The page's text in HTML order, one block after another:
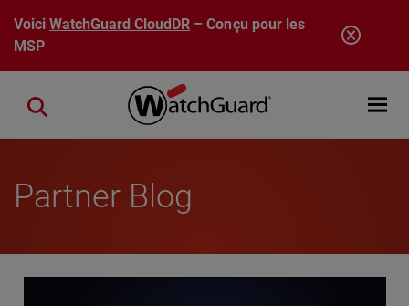
Aller au contenu principal
VoiciWatchGuard CloudDR – Conçu pour les
MSP
Open
Close search
Partner Blog